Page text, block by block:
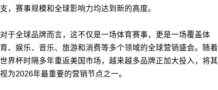
支，赛事规模和全球影响力均达到新的高度。
对于全球品牌而言，这不仅是一场体育赛事，更是一场覆盖体
育、娱乐、音乐、旅游和消费等多个领域的全球营销盛会。随着
世界杯时隔多年重返美国市场，越来越多品牌正加大投入，将其
视为2026年最重要的营销节点之一。